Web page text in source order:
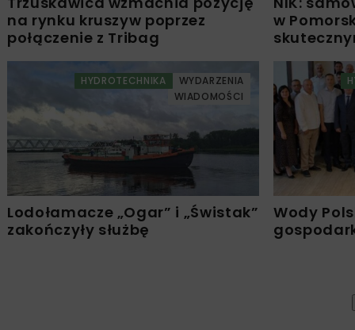
na rynku kruszyw poprzez
połączenie z Tribag
w
HYDROTECHNIKA
WYDARZENIA
WIADOMOŚCI
Lodołamacze „Ogar” i „Świstak”
zakończyły służbę
Wody